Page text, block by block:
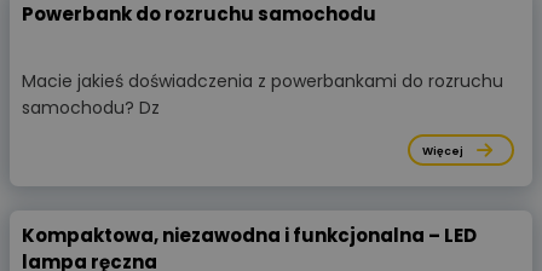
Powerbank do rozruchu samochodu
Macie jakieś doświadczenia z powerbankami do rozruchu
samochodu? Dz
Więcej
Kompaktowa, niezawodna i funkcjonalna – LED
lampa ręczna